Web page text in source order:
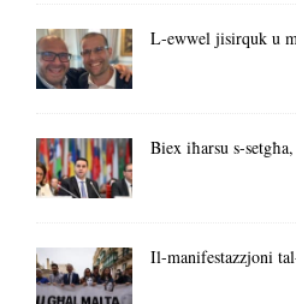
L-ewwel jisirquk u
Biex iħarsu s-
Il-manifestazzjoni